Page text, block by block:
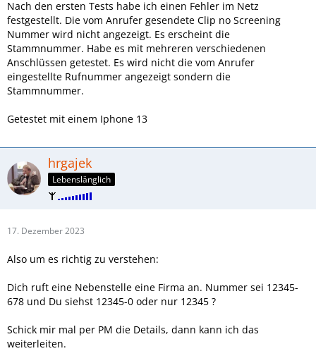
Nach den ersten Tests habe ich einen Fehler im Netz
festgestellt. Die vom Anrufer gesendete Clip no Screening
Nummer wird nicht angezeigt. Es erscheint die
Stammnummer. Habe es mit mehreren verschiedenen
Anschlüssen getestet. Es wird nicht die vom Anrufer
eingestellte Rufnummer angezeigt sondern die
Stammnummer.
Getestet mit einem Iphone 13
hrgajek
Lebenslänglich
17. Dezember 2023
Also um es richtig zu verstehen:
Dich ruft eine Nebenstelle eine Firma an. Nummer sei 12345-
678 und Du siehst 12345-0 oder nur 12345 ?
Schick mir mal per PM die Details, dann kann ich das
weiterleiten.